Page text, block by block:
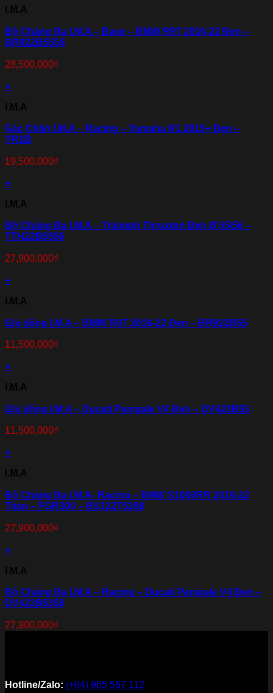
I.M.A
Bộ Chảng Ba I.M.A – Base – BMW R9T 2016-22 Đen –
BR922B5556
28,500,000₫
+
I.M.A
Gác Chân I.M.A – Racing – Yamaha R1 2015+ Đen –
YR1B
19,500,000₫
+
I.M.A
Bộ Chảng Ba I.M.A – Triumph Thruxton Đen Ø 55/56 –
TTH22B5556
27,900,000₫
+
I.M.A
Ghi đông I.M.A – BMW R9T 2016-22 Đen – BR922B55
11,500,000₫
+
I.M.A
Ghi đông I.M.A – Ducati Panigale V4 Đen – DV422B53
11,500,000₫
+
I.M.A
Bộ Chảng Ba I.M.A- Racing – BMW S1000RR 2019-22
Titan – FGR300 – BS122T5258
27,900,000₫
+
I.M.A
Bộ Chảng Ba I.M.A – Racing – Ducati Panigale V4 Đen –
DV422B5358
27,900,000₫
Hotline/Zalo: (+84) 965 567 112